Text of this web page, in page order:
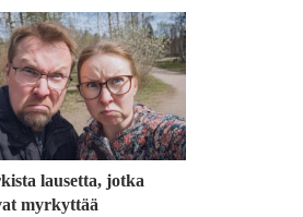
lausetta, jotka
myrkyttää